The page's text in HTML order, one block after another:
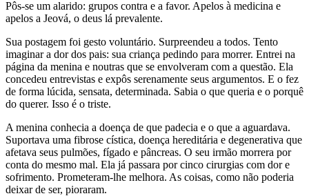
Pôs-se um alarido: grupos contra e a favor. Apelos à medicina e
apelos a Jeová, o deus lá prevalente.
Sua postagem foi gesto voluntário. Surpreendeu a todos. Tento
imaginar a dor dos pais: sua criança pedindo para morrer. Entrei na
página da menina e noutras que se envolveram com a questão. Ela
concedeu entrevistas e expôs serenamente seus argumentos. E o fez
de forma lúcida, sensata, determinada. Sabia o que queria e o porquê
do querer. Isso é o triste.
A menina conhecia a doença de que padecia e o que a aguardava.
Suportava uma fibrose cística, doença hereditária e degenerativa que
afetava seus pulmões, fígado e pâncreas. O seu irmão morrera por
conta do mesmo mal. Ela já passara por cinco cirurgias com dor e
sofrimento. Prometeram-lhe melhora. As coisas, como não poderia
deixar de ser, pioraram.